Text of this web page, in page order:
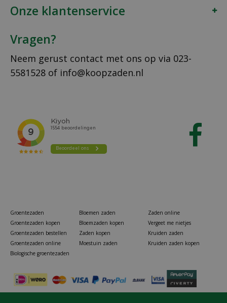
Onze klantenservice
Vragen?
Neem gerust contact met ons op via 023-
5581528 of info@koopzaden.nl
Groentezaden
Groentezaden kopen
Groentezaden bestellen
Groentezaden online
Biologische groentezaden
Bloemen zaden
Bloemzaden kopen
Zaden kopen
Moestuin zaden
Zaden online
Vergeet me nietjes
Kruiden zaden
Kruiden zaden kopen